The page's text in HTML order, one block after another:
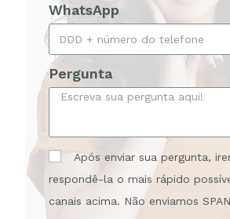
WhatsApp
Pergunta
Após enviar sua pergunta,
respondê-la o mais rápido
canais acima. Não enviamos